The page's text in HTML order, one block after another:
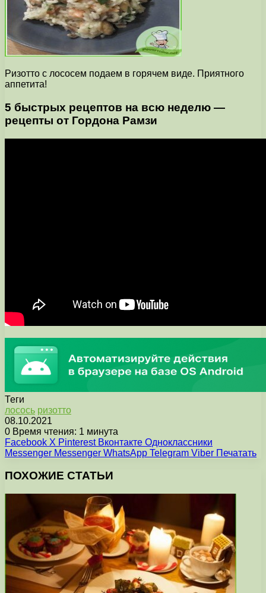
Ризотто с лососем подаем в горячем виде. Приятного
аппетита!
5 быстрых рецептов на всю неделю —
рецепты от Гордона Рамзи
Теги
лосось ризотто
08.10.2021
0 Время чтения: 1 минута
Facebook X Pinterest Вконтакте Одноклассники
Messenger Messenger WhatsApp Telegram Viber Печатать
ПОХОЖИЕ СТАТЬИ